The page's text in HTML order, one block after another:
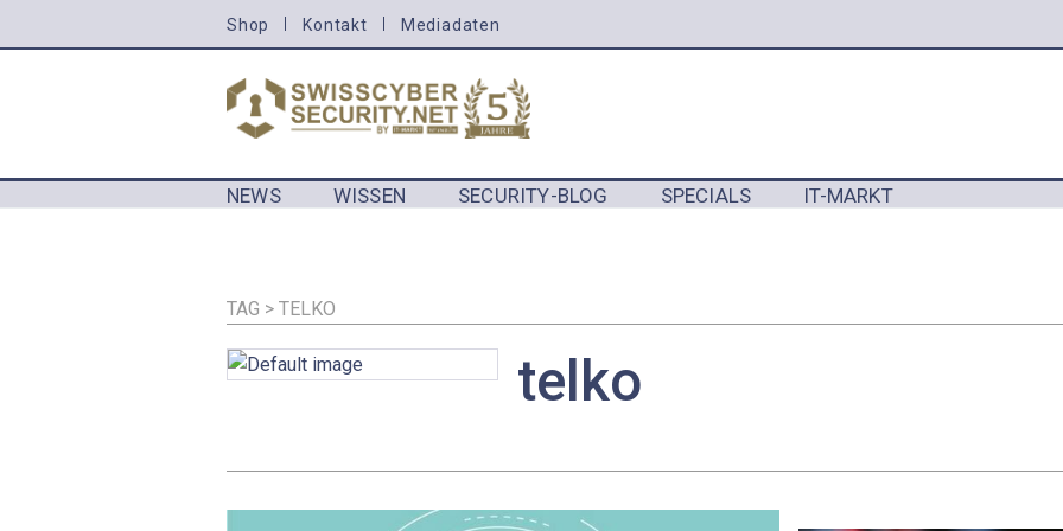
zum
MENU
Shop Kontakt Mediadaten
NEWS WISSEN SECURITY-BLOG SPECIALS IT-MARKT
TAG > TELKO
telko